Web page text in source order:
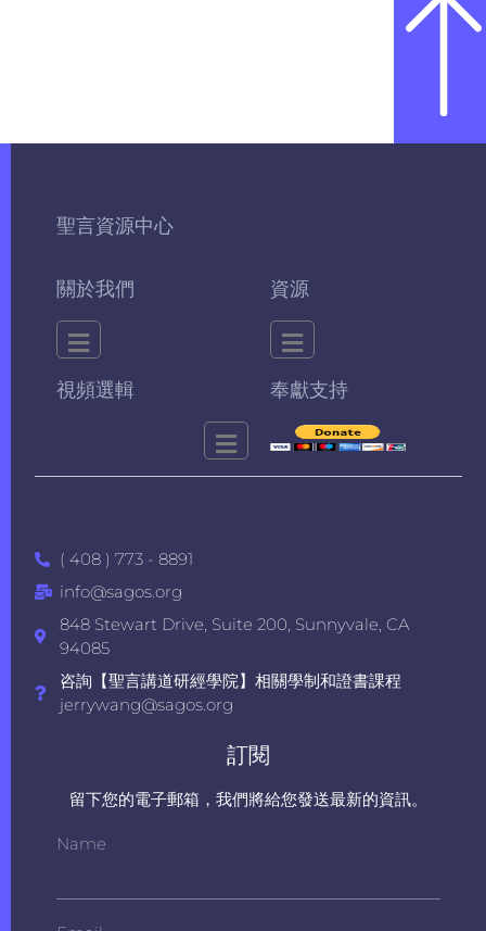
聖言資源中心
關於我們 資源
視頻選輯 奉獻支持
( 408 ) 773 - 8891
info@sagos.org
848 Stewart Drive, Suite 200, Sunnyvale, CA
94085
咨詢【聖言講道研經學院】相關學制和證書課程
jerrywang@sagos.org
訂閱
留下您的電子郵箱，我們將給您發送最新的資訊。
Name